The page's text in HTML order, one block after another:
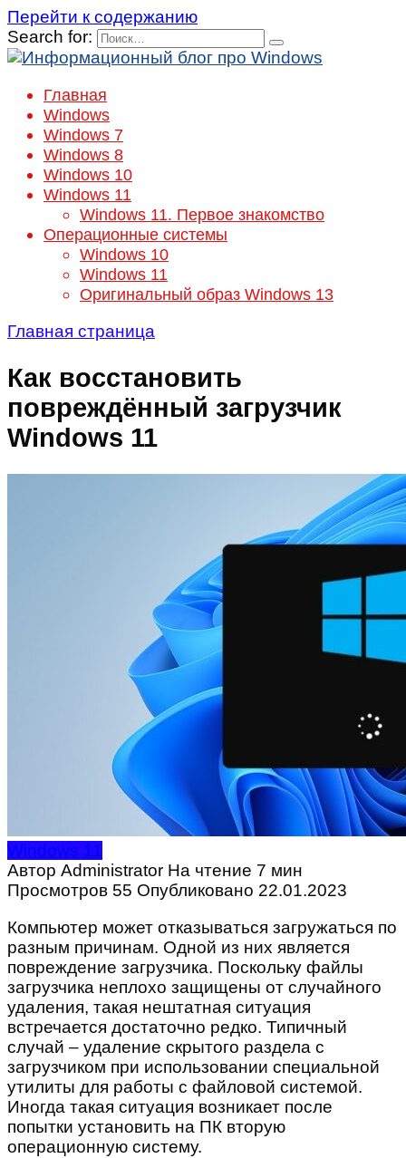
Перейти к содержанию
Search for:
Главная
Windows
Windows 7
Windows 8
Windows 10
Windows 11
Windows 11. Первое знакомство
Операционные системы
Windows 10
Windows 11
Оригинальный образ Windows 13
Главная страница
Как восстановить
повреждённый загрузчик
Windows 11
Windows 11
Автор Administrator На чтение 7 мин
Просмотров 55 Опубликовано 22.01.2023
Компьютер может отказываться загружаться по
разным причинам. Одной из них является
повреждение загрузчика. Поскольку файлы
загрузчика неплохо защищены от случайного
удаления, такая нештатная ситуация
встречается достаточно редко. Типичный
случай – удаление скрытого раздела с
загрузчиком при использовании специальной
утилиты для работы с файловой системой.
Иногда такая ситуация возникает после
попытки установить на ПК вторую
операционную систему.